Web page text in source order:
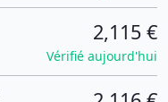
2,115 €
Vérifié aujourd'hui